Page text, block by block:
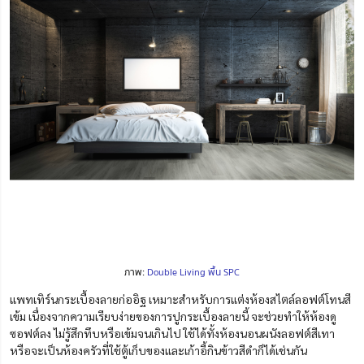
ภาพ: Double Living พื้น SPC
แพทเทิร์นกระเบื้องลายก่ออิฐ เหมาะสำหรับการแต่งห้องสไตล์ลอฟต์โทนสี
เข้ม เนื่องจากความเรียบง่ายของการปูกระเบื้องลายนี้ จะช่วยทำให้ห้องดู
ซอฟต์ลง ไม่รู้สึกทึบหรือเข้มจนเกินไป ใช้ได้ทั้งห้องนอนผนังลอฟต์สีเทา
หรือจะเป็นห้องครัวที่ใช้ตู้เก็บของและเก้าอี้กินข้าวสีดำก็ได้เช่นกัน